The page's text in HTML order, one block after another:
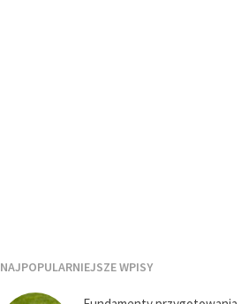
NAJPOPULARNIEJSZE WPISY